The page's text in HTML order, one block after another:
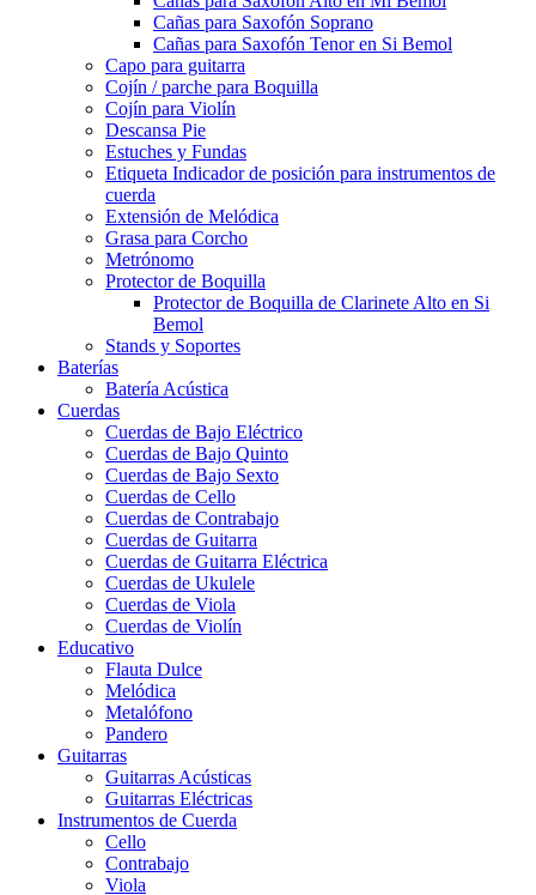
Cañas para Saxofón Soprano
Cañas para Saxofón Tenor en Si Bemol
Capo para guitarra
Cojín / parche para Boquilla
Cojín para Violín
Descansa Pie
Estuches y Fundas
Etiqueta Indicador de posición para instrumentos de
cuerda
Extensión de Melódica
Grasa para Corcho
Metrónomo
Protector de Boquilla
Protector de Boquilla de Clarinete Alto en Si
Bemol
Stands y Soportes
Baterías
Batería Acústica
Cuerdas
Cuerdas de Bajo Eléctrico
Cuerdas de Bajo Quinto
Cuerdas de Bajo Sexto
Cuerdas de Cello
Cuerdas de Contrabajo
Cuerdas de Guitarra
Cuerdas de Guitarra Eléctrica
Cuerdas de Ukulele
Cuerdas de Viola
Cuerdas de Violín
Educativo
Flauta Dulce
Melódica
Metalófono
Pandero
Guitarras
Guitarras Acústicas
Guitarras Eléctricas
Instrumentos de Cuerda
Cello
Contrabajo
Viola